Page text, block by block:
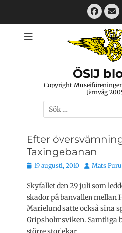
E-
ÖSlJ
Copyright
Järnväg
Sök
efter:
Efter
Taxingebanan
Publicerat
19 augusti, 2010 Författare
Mats
Skyfallet den 29 juli som
skador på banvallen mellan
Marielund satte också sina
Gripsholmsviken. Samtliga
större storlekar.